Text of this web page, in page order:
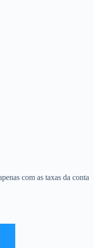
com as taxas da conta